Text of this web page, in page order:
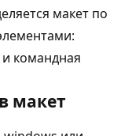
макет по
командная
макет